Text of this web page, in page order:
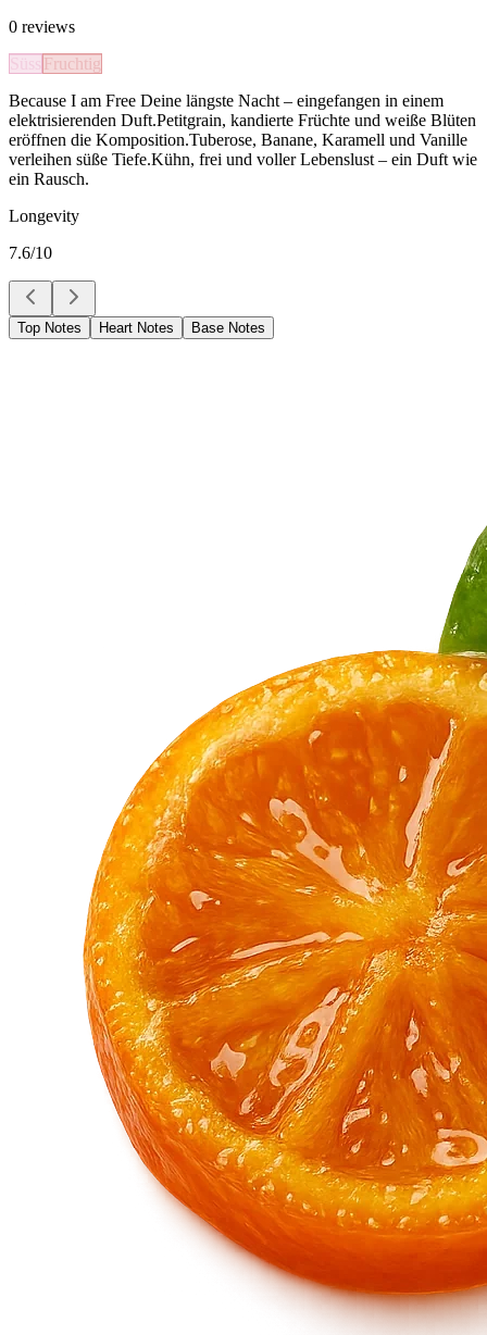
0 reviews
Süss Fruchtig
Because I am Free Deine längste Nacht – eingefangen in einem
elektrisierenden Duft.Petitgrain, kandierte Früchte und weiße Blüten
eröffnen die Komposition.Tuberose, Banane, Karamell und Vanille
verleihen süße Tiefe.Kühn, frei und voller Lebenslust – ein Duft wie
ein Rausch.
Longevity
7.6/10
Top Notes Heart Notes Base Notes